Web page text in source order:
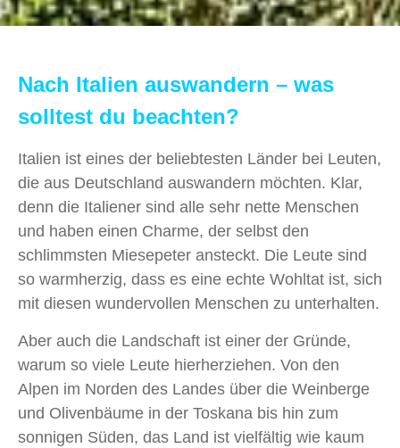
Nach Italien auswandern – was
solltest du beachten?
Italien ist eines der beliebtesten Länder bei Leuten,
die aus Deutschland auswandern möchten. Klar,
denn die Italiener sind alle sehr nette Menschen
und haben einen Charme, der selbst den
schlimmsten Miesepeter ansteckt. Die Leute sind
so warmherzig, dass es eine echte Wohltat ist, sich
mit diesen wundervollen Menschen zu unterhalten.
Aber auch die Landschaft ist einer der Gründe,
warum so viele Leute hierherziehen. Von den
Alpen im Norden des Landes über die Weinberge
und Olivenbäume in der Toskana bis hin zum
sonnigen Süden, das Land ist vielfältig wie kaum